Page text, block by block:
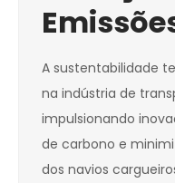
A sustentabilidade
na indústria de
impulsionando
de carbono e
dos navios